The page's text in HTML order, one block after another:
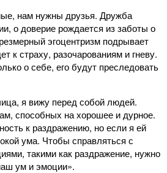
нам нужны друзья. Дружба
о доверие рождается из заботы о
эгоцентризм подрывает
к страху, разочарованиям и гневу.
о себе, его будут преследовать
я вижу перед собой людей.
способных на хорошее и дурное.
к раздражению, но если я ей
ума. Чтобы справляться с
такими как раздражение, нужно
ум и эмоции».